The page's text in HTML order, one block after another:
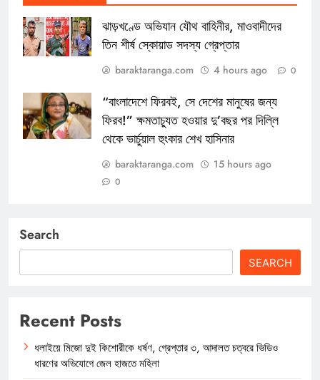
ঝাড়খণ্ডে অভিযান যৌথ বাহিনীর, মাওবাদীদের
তিন শীর্ষ স্কোয়াড সদস্য গ্রেপ্তার
baraktaranga.com 4 hours ago 0
“বাংলাদেশে ফিরবই, সে দেশের মানুষের জন্য
ফিরব!” ক্ষমতাচ্যুত হওয়ার দু’বছর পর দিল্লি
থেকে ভার্চুয়াল হুংকার শেখ হাসিনার
baraktaranga.com 15 hours ago
0
Search
SEARCH
Recent Posts
ধলাইয়ে মিজো দুই কিশোরীকে ধর্ষণ, গ্রেপ্তার ৩, আদালত চত্বরে ভিডিও
ধারণের অভিযোগে জেল হাজতে মহিলা